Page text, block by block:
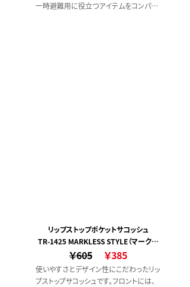
一時避難用に役立つアイテムをコンパク
リップストップポケットサコッシュ
TR-1425 MARKLESS STYLE（マークレ
ススタイル）
￥605 ￥385
使いやすさとデザイン性にこだわったリッ
プストップサコッシュです。フロントには、